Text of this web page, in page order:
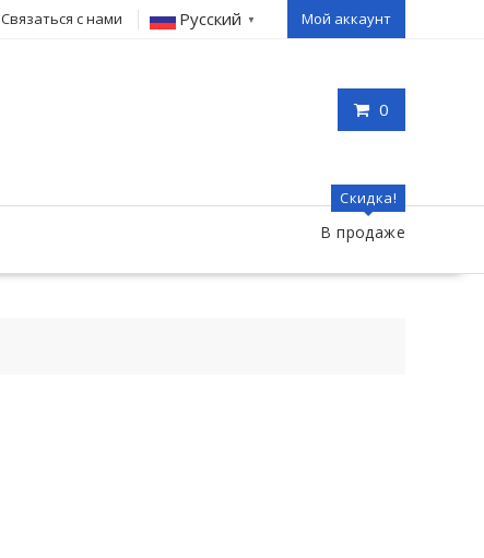
Связаться с нами Русский ▼ Мой аккаунт
0
Скидка!
В продаже